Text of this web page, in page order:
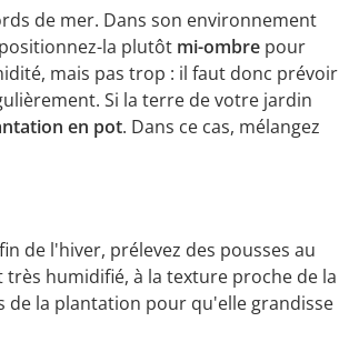
de mer. Dans son environnement
la plutôt mi-ombre pour
mais pas trop : il faut donc prévoir
Si la terre de votre jardin
en pot. Dans ce cas, mélangez
de l'hiver, prélevez des pousses au
humidifié, à la texture proche de la
de la plantation pour qu'elle grandisse